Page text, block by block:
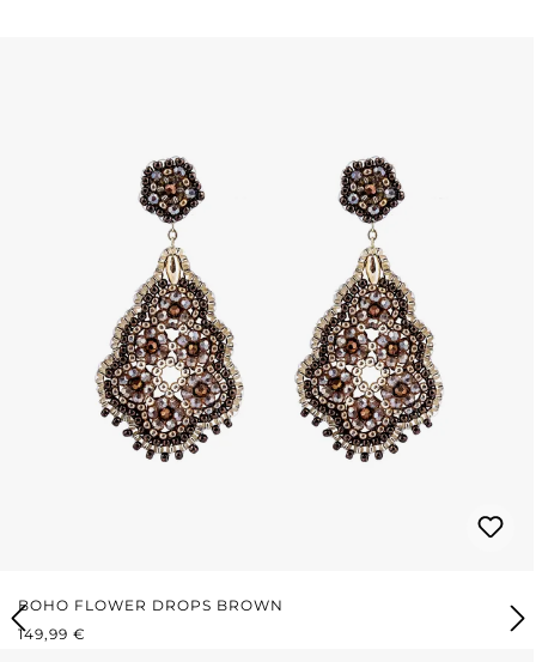
BOHO FLOWER DROPS BROWN
PRIX RÉGULIER :
149,99 €